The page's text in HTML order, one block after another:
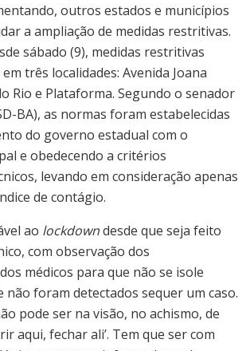
outros estados e municípios
a ampliação de medidas restritivas.
sábado (9), medidas restritivas
três localidades: Avenida Joana
Rio e Plataforma. Segundo o senador
BA), as normas foram estabelecidas
do governo estadual com o
e obedecendo a critérios
levando em consideração apenas
de contágio.
ao lockdowndesde que seja feito
com observação dos
médicos para que não se isole
não foram detectados sequer um caso.
pode ser na visão, no achismo, de
aqui, fechar ali’. Tem que ser com